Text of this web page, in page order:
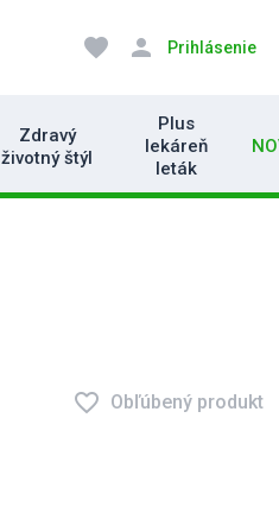
favorite person Prihlásenie
Zdravý
životný štýl
Plus
lekáreň
leták
favorite_border Obľúbený produkt